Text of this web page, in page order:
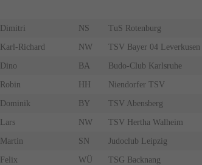
Dimitri NS TuS Rotenburg
Karl-Richard NW TSV Bayer 04 Leverkusen
Dino BA Budo-Club Karlsruhe
Robin HH Niendorfer TSV
Dominik BY TSV Abensberg
Lars NW TSV Hertha Walheim
Martin SN Judoclub Leipzig
Felix WÜ TSG Backnang